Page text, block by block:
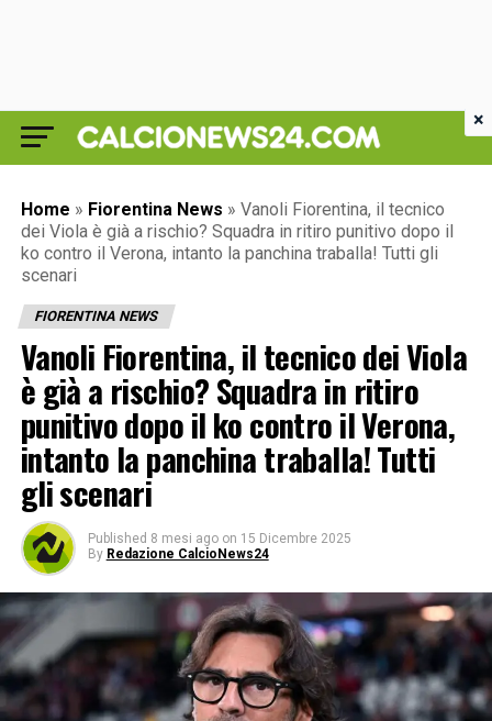
Home » Fiorentina News » Vanoli Fiorentina, il tecnico
dei Viola è già a rischio? Squadra in ritiro punitivo dopo il
ko contro il Verona, intanto la panchina traballa! Tutti gli
scenari
FIORENTINA NEWS
Vanoli Fiorentina, il tecnico dei Viola
è già a rischio? Squadra in ritiro
punitivo dopo il ko contro il Verona,
intanto la panchina traballa! Tutti
gli scenari
Published 8 mesi ago on 15 Dicembre 2025
By Redazione CalcioNews24
×